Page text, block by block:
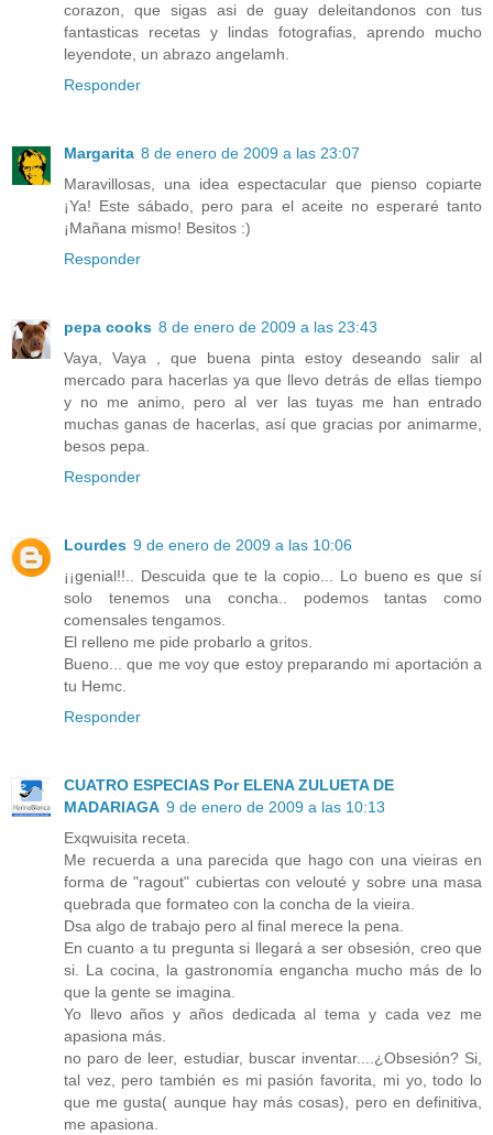
corazon, que sigas asi de guay deleitandonos con tus
fantasticas recetas y lindas fotografias, aprendo mucho
leyendote, un abrazo angelamh.
Responder
Margarita 8 de enero de 2009 a las 23:07
Maravillosas, una idea espectacular que pienso copiarte
¡Ya! Este sábado, pero para el aceite no esperaré tanto
¡Mañana mismo! Besitos :)
Responder
pepa cooks 8 de enero de 2009 a las 23:43
Vaya, Vaya , que buena pinta estoy deseando salir al
mercado para hacerlas ya que llevo detrás de ellas tiempo
y no me animo, pero al ver las tuyas me han entrado
muchas ganas de hacerlas, así que gracias por animarme,
besos pepa.
Responder
Lourdes 9 de enero de 2009 a las 10:06
¡¡genial!!.. Descuida que te la copio... Lo bueno es que sí
solo tenemos una concha.. podemos tantas como
comensales tengamos.
El relleno me pide probarlo a gritos.
Bueno... que me voy que estoy preparando mi aportación a
tu Hemc.
Responder
CUATRO ESPECIAS Por ELENA ZULUETA DE
MADARIAGA 9 de enero de 2009 a las 10:13
Exqwuisita receta.
Me recuerda a una parecida que hago con una vieiras en
forma de "ragout" cubiertas con velouté y sobre una masa
quebrada que formateo con la concha de la vieira.
Dsa algo de trabajo pero al final merece la pena.
En cuanto a tu pregunta si llegará a ser obsesión, creo que
si. La cocina, la gastronomía engancha mucho más de lo
que la gente se imagina.
Yo llevo años y años dedicada al tema y cada vez me
apasiona más.
no paro de leer, estudiar, buscar inventar....¿Obsesión? Si,
tal vez, pero también es mi pasión favorita, mi yo, todo lo
que me gusta( aunque hay más cosas), pero en definitiva,
me apasiona.